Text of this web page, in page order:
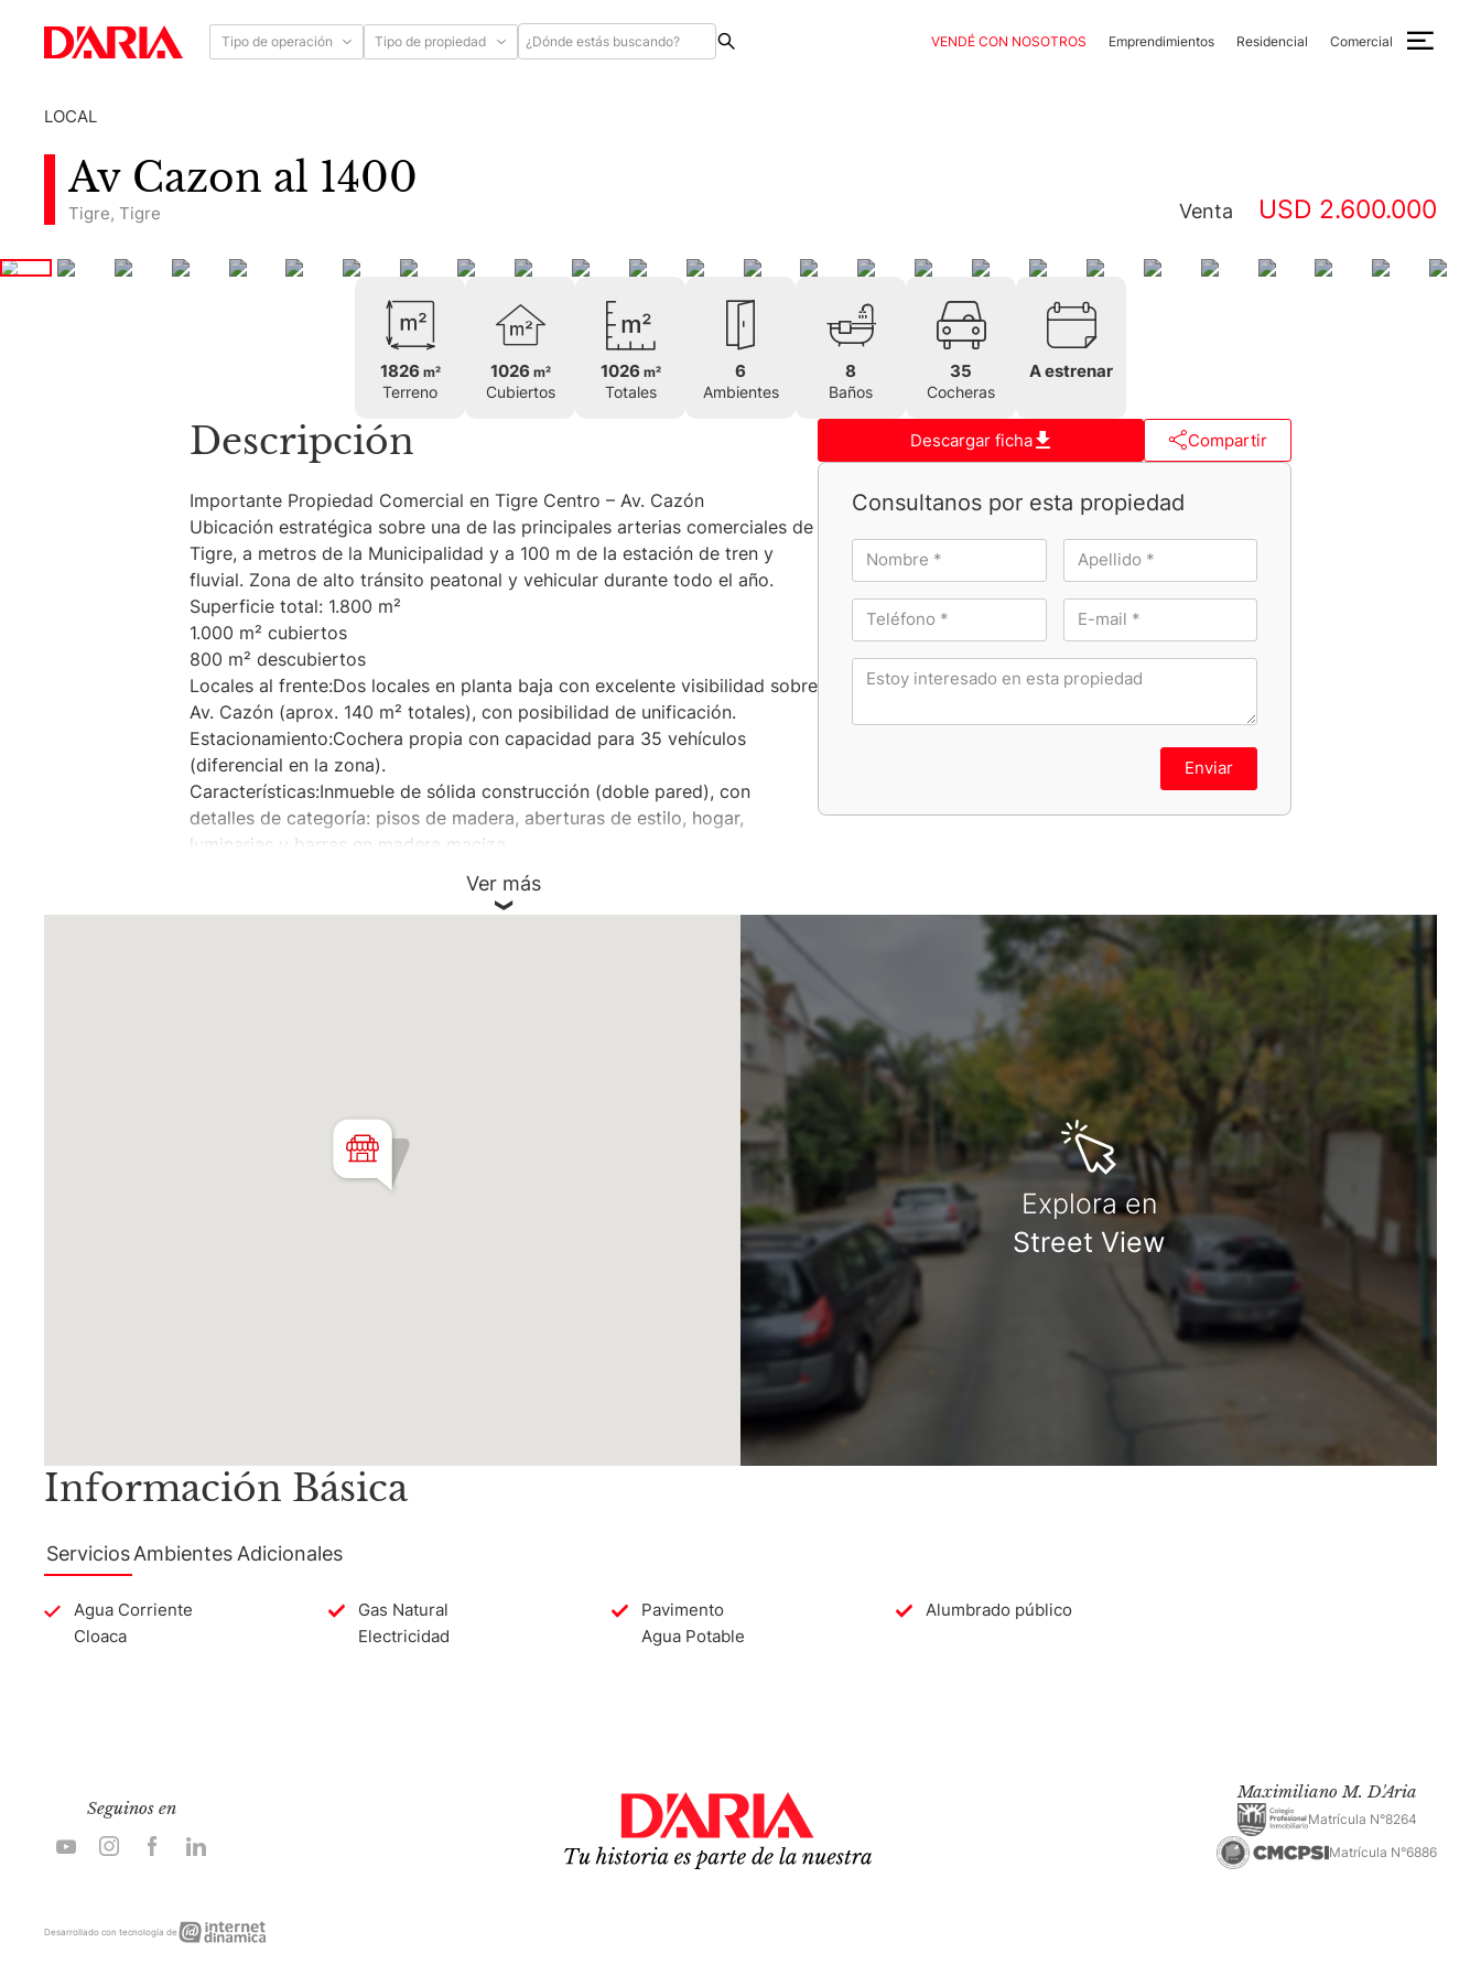
Tipo de operación Tipo de propiedad VENDÉ CON NOSOTROS Emprendimientos Residencial Comercial
LOCAL
Av Cazon al 1400
Tigre, Tigre Venta USD 2.600.000
1826 m²
Terreno
1026 m²
Cubiertos
1026 m²
Totales
6
Ambientes
8
Baños
35
Cocheras
A estrenar
Descripción
Importante Propiedad Comercial en Tigre Centro – Av. Cazón
Ubicación estratégica sobre una de las principales arterias comerciales de
Tigre, a metros de la Municipalidad y a 100 m de la estación de tren y
fluvial. Zona de alto tránsito peatonal y vehicular durante todo el año.
Superficie total: 1.800 m²
1.000 m² cubiertos
800 m² descubiertos
Locales al frente:Dos locales en planta baja con excelente visibilidad sobre
Av. Cazón (aprox. 140 m² totales), con posibilidad de unificación.
Estacionamiento:Cochera propia con capacidad para 35 vehículos
(diferencial en la zona).
Características:Inmueble de sólida construcción (doble pared), con
detalles de categoría: pisos de madera, aberturas de estilo, hogar,
luminarias y barras en madera maciza.
Cuenta con amplio salón principal, múltiples ambientes, cocina industrial,
sector DJ, suite de apoyo y sanitarios completos. Muy buen estado
Altura: hasta 4 pisos
Superficie construible: 2.405 m²
Ver más
Descargar ficha Compartir
Consultanos por esta propiedad
Enviar
Explora en
Street View
Información Básica
Servicios Ambientes Adicionales
Agua Corriente
Cloaca
Gas Natural
Electricidad
Pavimento
Agua Potable
Alumbrado público
Seguinos en
Maximiliano M. D'Aria
Matrícula N°8264
Matrícula N°6886
Desarrollado con tecnología deInternet
Dinámica